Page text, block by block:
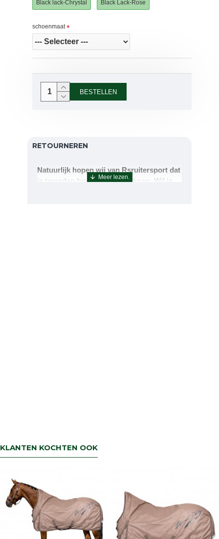
Black lack-Chrystal Black Lack-Rose
schoenmaat
BESTELLEN
RETOURNEREN
Natuurlijk hopen wij van Rsruitersport dat
je tevreden bent met uw aankoop. Wil je
KLANTEN KOCHTEN OOK